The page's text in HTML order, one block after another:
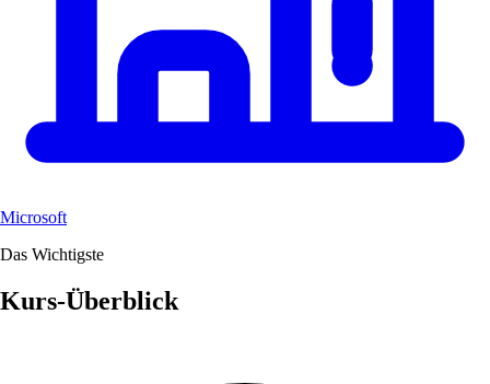
Microsoft
Das Wichtigste
Kurs-Überblick